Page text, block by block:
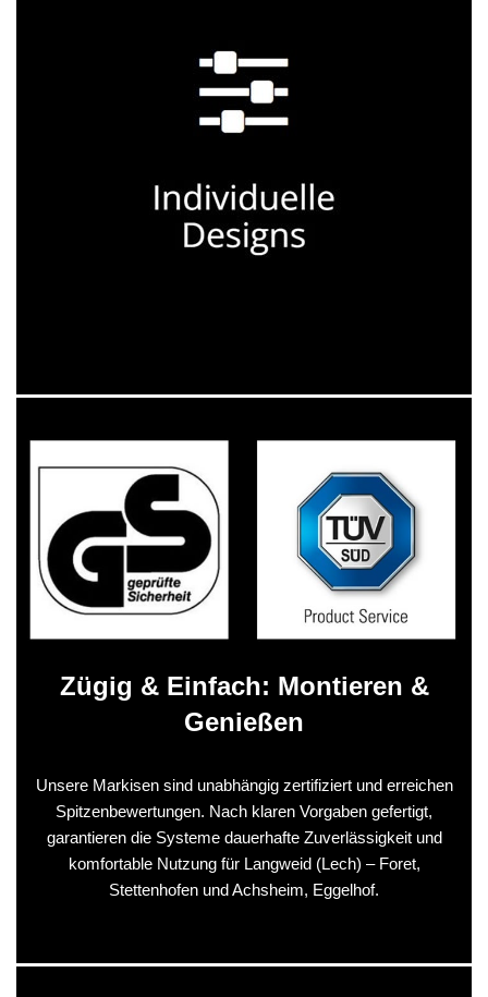
Zügig & Einfach: Montieren &
Genießen
Unsere Markisen sind unabhängig zertifiziert und erreichen
Spitzenbewertungen. Nach klaren Vorgaben gefertigt,
garantieren die Systeme dauerhafte Zuverlässigkeit und
komfortable Nutzung für Langweid (Lech) – Foret,
Stettenhofen und Achsheim, Eggelhof.